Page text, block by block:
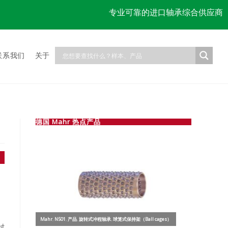
专业可靠的进口轴承综合供应商
系我们 关于
德国 Mahr 热点产品